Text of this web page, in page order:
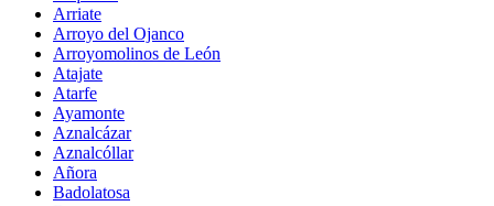
Arriate
Arroyo del Ojanco
Arroyomolinos de León
Atajate
Atarfe
Ayamonte
Aznalcázar
Aznalcóllar
Añora
Badolatosa